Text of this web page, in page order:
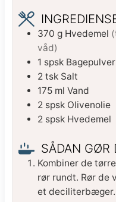
370 g Hvedemel
våd)
1 spsk Bagepulver
2 tsk Salt
175 ml Vand
2 spsk Olivenolie
2 spsk Hvedemel
SÅDAN GØR
Kombiner de
rør rundt. Rør de
et